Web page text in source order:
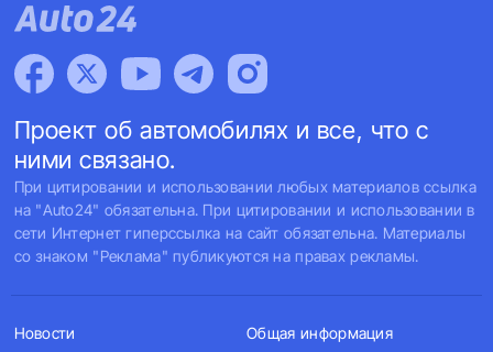
Проект об автомобилях и все, что с
ними связано.
При цитировании и использовании любых материалов ссылка
на "Auto24" обязательна. При цитировании и использовании в
сети Интернет гиперссылка на сайт обязательна. Материалы
со знаком "Реклама" публикуются на правах рекламы.
Новости Общая информация